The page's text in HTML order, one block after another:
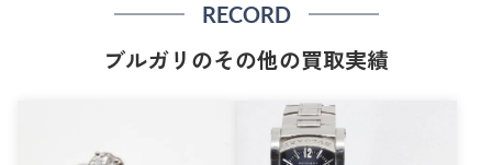
RECORD
ブルガリのその他の買取実績